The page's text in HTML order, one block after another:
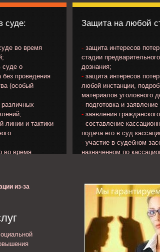
суде:
во время
суде о
без проведения
(особый
линии и тактики
во время
судебного
Защита на любой
- защита интересов
стадии
дознания;
- защита интересов
любой инстанции,
материалов уголовного
- подготовка и заявление
- заявления
- составление
подача его в суд
- участие в судебном
назначенном по
из-за